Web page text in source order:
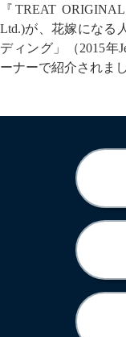
『TREAT
Ltd.)が、花嫁になる
ディング」（2015年
ーナーで紹介されまし